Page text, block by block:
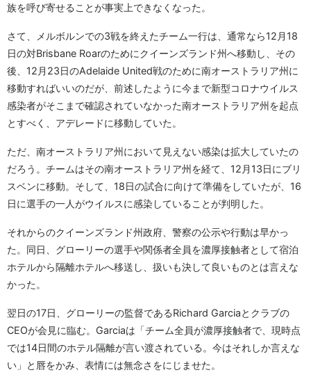
族を呼び寄せることが事実上できなくなった。
さて、メルボルンでの3戦を終えたチーム一行は、通常なら12月18
日の対Brisbane Roarのためにクイーンズランド州へ移動し、その
後、12月23日のAdelaide United戦のために南オーストラリア州に
移動すればいいのだが、前述したように今まで新型コロナウイルス
感染者がそこまで確認されていなかった南オーストラリア州を起点
とすべく、アデレードに移動していた。
ただ、南オーストラリア州において見えない感染は拡大していたの
だろう。チームはその南オーストラリア州を経て、12月13日にブリ
スベンに移動。そして、18日の試合に向けて準備をしていたが、16
日に選手の一人がウイルスに感染していることが判明した。
それからのクイーンズランド州政府、警察の公示や行動は早かっ
た。同日、グローリーの選手や関係者全員を濃厚接触者として宿泊
ホテルから隔離ホテルへ移送し、扱いも決して良いものとは言えな
かった。
翌日の17日、グローリーの監督であるRichard Garciaとクラブの
CEOが会見に臨む。Garciaは「チーム全員が濃厚接触者で、現時点
では14日間のホテル隔離が言い渡されている。今はそれしか言えな
い」と唇をかみ、表情には無念さをにじませた。